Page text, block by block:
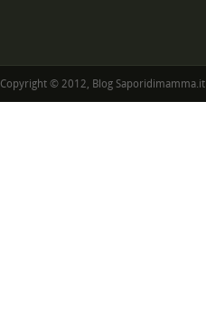
Copyright © 2012, Blog Saporidimamma.it